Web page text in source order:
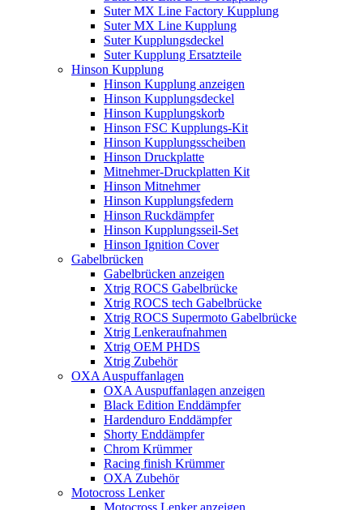
Suter MX Line Factory Kupplung
Suter MX Line Kupplung
Suter Kupplungsdeckel
Suter Kupplung Ersatzteile
Hinson Kupplung
Hinson Kupplung anzeigen
Hinson Kupplungsdeckel
Hinson Kupplungskorb
Hinson FSC Kupplungs-Kit
Hinson Kupplungsscheiben
Hinson Druckplatte
Mitnehmer-Druckplatten Kit
Hinson Mitnehmer
Hinson Kupplungsfedern
Hinson Ruckdämpfer
Hinson Kupplungsseil-Set
Hinson Ignition Cover
Gabelbrücken
Gabelbrücken anzeigen
Xtrig ROCS Gabelbrücke
Xtrig ROCS tech Gabelbrücke
Xtrig ROCS Supermoto Gabelbrücke
Xtrig Lenkeraufnahmen
Xtrig OEM PHDS
Xtrig Zubehör
OXA Auspuffanlagen
OXA Auspuffanlagen anzeigen
Black Edition Enddämpfer
Hardenduro Enddämpfer
Shorty Enddämpfer
Chrom Krümmer
Racing finish Krümmer
OXA Zubehör
Motocross Lenker
Motocross Lenker anzeigen